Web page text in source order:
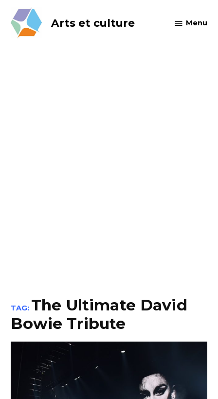
content
Arts et culture Menu
TAG: The Ultimate David
Bowie Tribute